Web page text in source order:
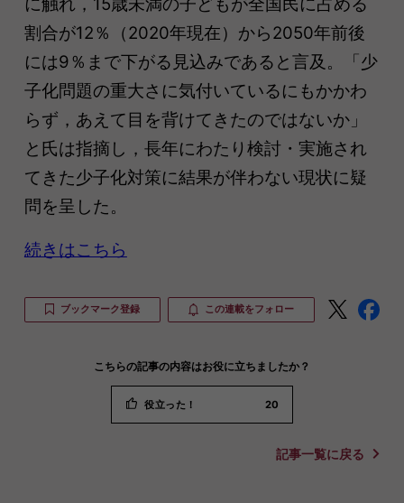
割合が12％（2020年現在）から2050年前後
には9％まで下がる見込みであると言及。「少
子化問題の重大さに気付いているにもかかわ
らず，あえて目を背けてきたのではないか」
と氏は指摘し，長年にわたり検討・実施され
てきた少子化対策に結果が伴わない現状に疑
問を呈した。
続きはこちら
ブックマーク登録 この連載をフォロー
こちらの記事の内容はお役に立ちましたか？
役立った！ 20
記事一覧に戻る